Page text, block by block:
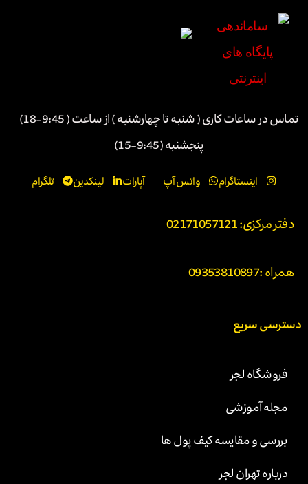
تماس در ساعات کاری ( شنبه تا چهارشنبه ) از ساعت ( 9:45-18)
پنجشنبه (9:45-15)
اینستاگرام واتس آپ آپارات لینکدین تلگرام
دفتر مرکزی: 02171057121
همراه :09353810897
دسترسی سریع
فروشگاه لجر
مجله آموزشی
بررسی و مقایسه کیف پول ها
درباره تهران لجر